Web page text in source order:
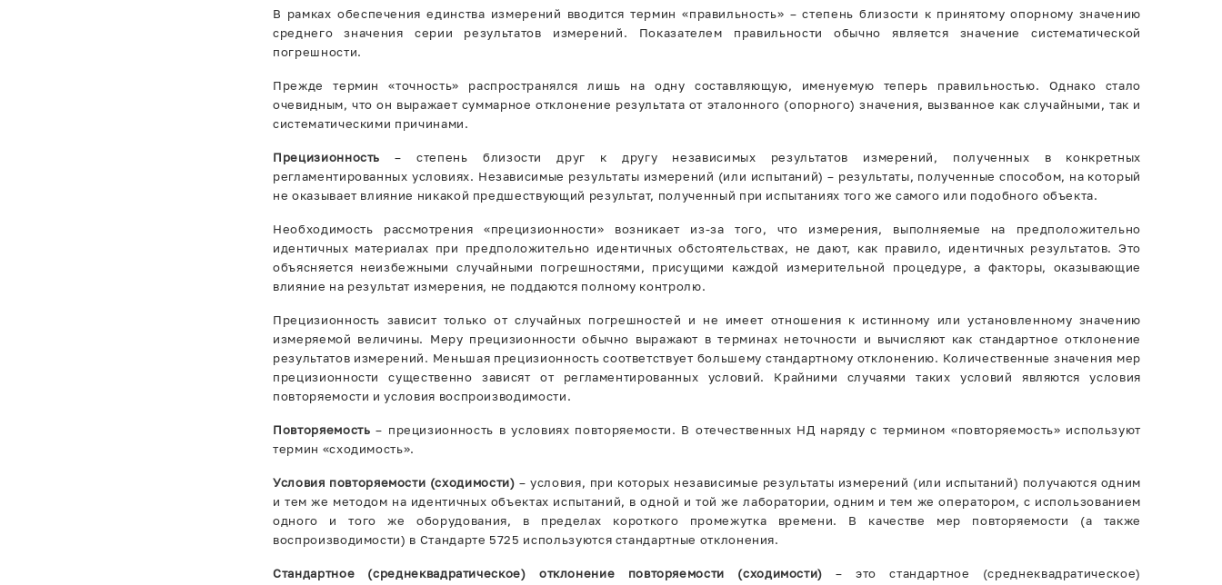
В рамках обеспечения единства измерений вводится термин «правильность» – степень близости к принятому опорному значению
среднего значения серии результатов измерений. Показателем правильности обычно является значение систематической
погрешности.
Прежде термин «точность» распространялся лишь на одну составляющую, именуемую теперь правильностью. Однако стало
очевидным, что он выражает суммарное отклонение результата от эталонного (опорного) значения, вызванное как случайными, так и
систематическими причинами.
Прецизионность– степень близости друг к другу независимых результатов измерений, полученных в конкретных
регламентированных условиях. Независимые результаты измерений (или испытаний) – результаты, полученные способом, на который
не оказывает влияние никакой предшествующий результат, полученный при испытаниях того же самого или подобного объекта.
Необходимость рассмотрения «прецизионности» возникает из-за того, что измерения, выполняемые на предположительно
идентичных материалах при предположительно идентичных обстоятельствах, не дают, как правило, идентичных результатов. Это
объясняется неизбежными случайными погрешностями, присущими каждой измерительной процедуре, а факторы, оказывающие
влияние на результат измерения, не поддаются полному контролю.
Прецизионность зависит только от случайных погрешностей и не имеет отношения к истинному или установленному значению
измеряемой величины. Меру прецизионности обычно выражают в терминах неточности и вычисляют как стандартное отклонение
результатов измерений. Меньшая прецизионность соответствует большему стандартному отклонению. Количественные значения мер
прецизионности существенно зависят от регламентированных условий. Крайними случаями таких условий являются условия
повторяемости и условия воспроизводимости.
Повторяемость– прецизионность в условиях повторяемости. В отечественных НД наряду с термином «повторяемость» используют
термин «сходимость».
Условия повторяемости (сходимости) – условия, при которых независимые результаты измерений (или испытаний) получаются одним
и тем же методом на идентичных объектах испытаний, в одной и той же лаборатории, одним и тем же оператором, с использованием
одного и того же оборудования, в пределах короткого промежутка времени. В качестве мер повторяемости (а также
воспроизводимости) в Стандарте 5725 используются стандартные отклонения.
Стандартное (среднеквадратическое) отклонение повторяемости (сходимости) – это стандартное (среднеквадратическое)